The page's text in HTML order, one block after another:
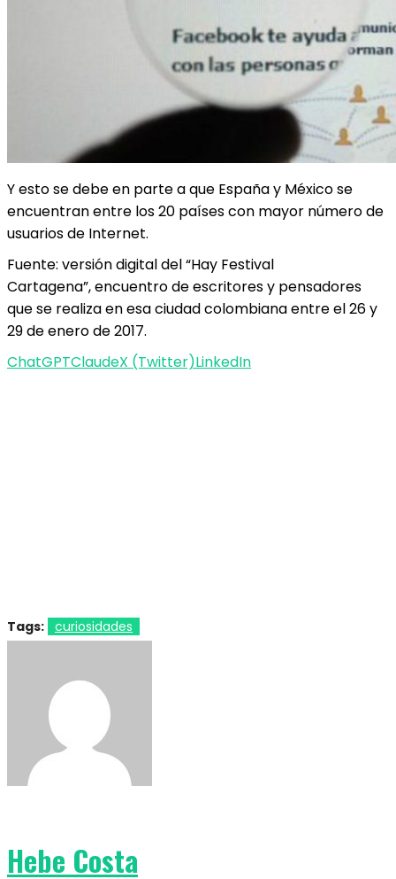
Y esto se debe en parte a que España y México se
encuentran entre los 20 países con mayor número de
usuarios de Internet.
Fuente: versión digital del “Hay Festival
Cartagena”, encuentro de escritores y pensadores
que se realiza en esa ciudad colombiana entre el 26 y
29 de enero de 2017.
ChatGPTClaudeX (Twitter)LinkedIn
Tags: curiosidades
Hebe Costa